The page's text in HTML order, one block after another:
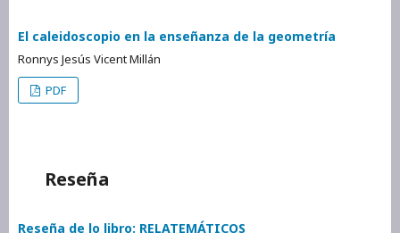
El caleidoscopio en la enseñanza de la geometría
Ronnys Jesús Vicent Millán
PDF
Reseña
Reseña de lo libro: RELATEMÁTICOS